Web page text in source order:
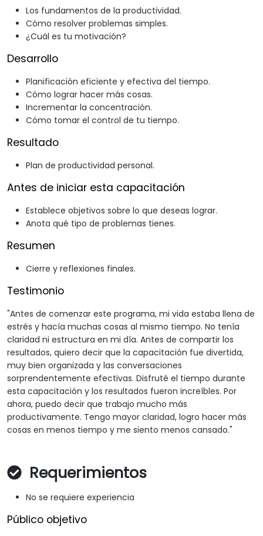
Los fundamentos de la productividad.
Cómo resolver problemas simples.
¿Cuál es tu motivación?
Desarrollo
Planificación eficiente y efectiva del tiempo.
Cómo lograr hacer más cosas.
Incrementar la concentración.
Cómo tomar el control de tu tiempo.
Resultado
Plan de productividad personal.
Antes de iniciar esta capacitación
Establece objetivos sobre lo que deseas lograr.
Anota qué tipo de problemas tienes.
Resumen
Cierre y reflexiones finales.
Testimonio
"Antes de comenzar este programa, mi vida estaba llena de
estrés y hacía muchas cosas al mismo tiempo. No tenía
claridad ni estructura en mi día. Antes de compartir los
resultados, quiero decir que la capacitación fue divertida,
muy bien organizada y las conversaciones
sorprendentemente efectivas. Disfruté el tiempo durante
esta capacitación y los resultados fueron increíbles. Por
ahora, puedo decir que trabajo mucho más
productivamente. Tengo mayor claridad, logro hacer más
cosas en menos tiempo y me siento menos cansado."
Requerimientos
No se requiere experiencia
Público objetivo